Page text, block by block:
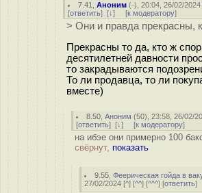
7.41 ,Аноним (-), 20:04, 26/02/2024
[ответить] [↓] [к модератору]
> Они и правда прекрасны,
Прекрасны то да, кто ж
десятилетней давности
то закрадываются
То ли продавца, то ли
вместе)
8.50 ,Аноним (50), 23:58, 26/02/
[ответить] [↓] [к модератору]
на ибэе они примерно 100
свёрнут, показать
9.55 ,Феерическая гойда в
27/02/2024 [^] [^^] [^^^] [ответить]